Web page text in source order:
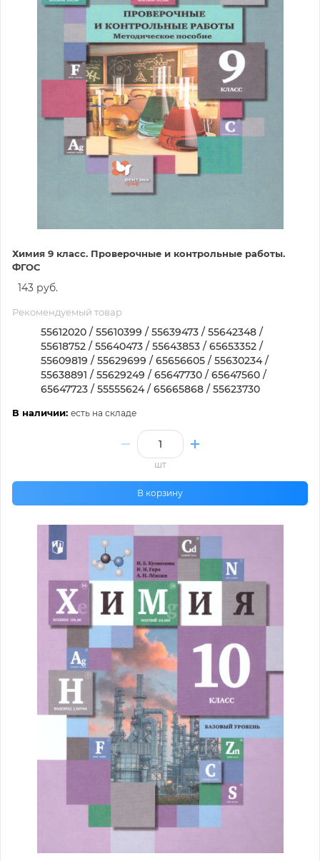
Химия 9 класс. Проверочные и контрольные работы.
ФГОС
143 руб.
Рекомендуемый товар
55612020 / 55610399 / 55639473 / 55642348 /
55618752 / 55640473 / 55643853 / 65653352 /
55609819 / 55629699 / 65656605 / 55630234 /
55638891 / 55629249 / 65647730 / 65647560 /
65647723 / 55555624 / 65665868 / 55623730
В наличии: есть на складе
шт
В корзину